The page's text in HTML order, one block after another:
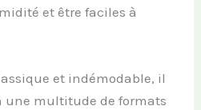
et être faciles à
et indémodable, il
une multitude de formats